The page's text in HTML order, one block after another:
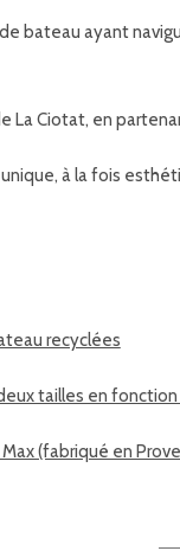
bateau ayant
La Ciotat, en
à la fois
recyclées
tailles en
(fabriqué en